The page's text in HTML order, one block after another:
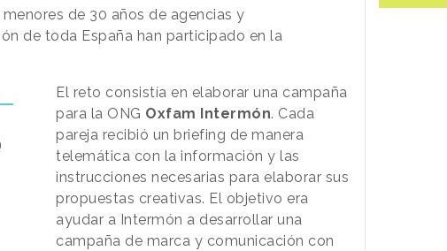
menores de 30 años de agencias y
de toda España han participado en la
El reto consistía en elaborar una campaña
para la ONG Oxfam Intermón. Cada
pareja recibió un briefing de manera
telemática con la información y las
instrucciones necesarias para elaborar sus
propuestas creativas. El objetivo era
ayudar a Intermón a desarrollar una
campaña de marca y comunicación con